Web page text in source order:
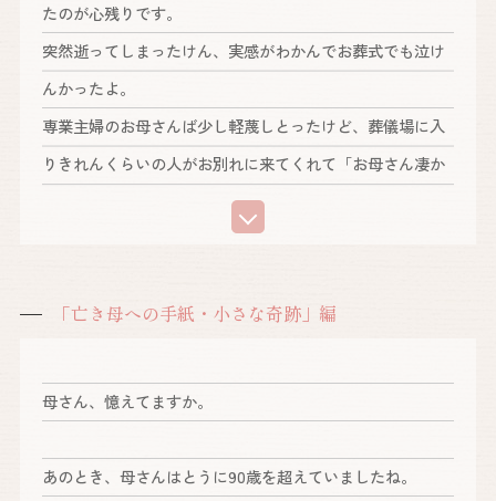
たのが心残りです。
突然逝ってしまったけん、実感がわかんでお葬式でも泣け
んかったよ。
専業主婦のお母さんば少し軽蔑しとったけど、葬儀場に入
りきれんくらいの人がお別れに来てくれて「お母さん凄か
ほんなこてお世話になったとよ」って声ば掛けられるんだ
私が20歳のとき「あんたば産んどって良かったあ」って言
ったの覚えとる？
「亡き母への手紙・小さな奇跡」編
母さん、憶えてますか。
あのとき、母さんはとうに90歳を超えていましたね。